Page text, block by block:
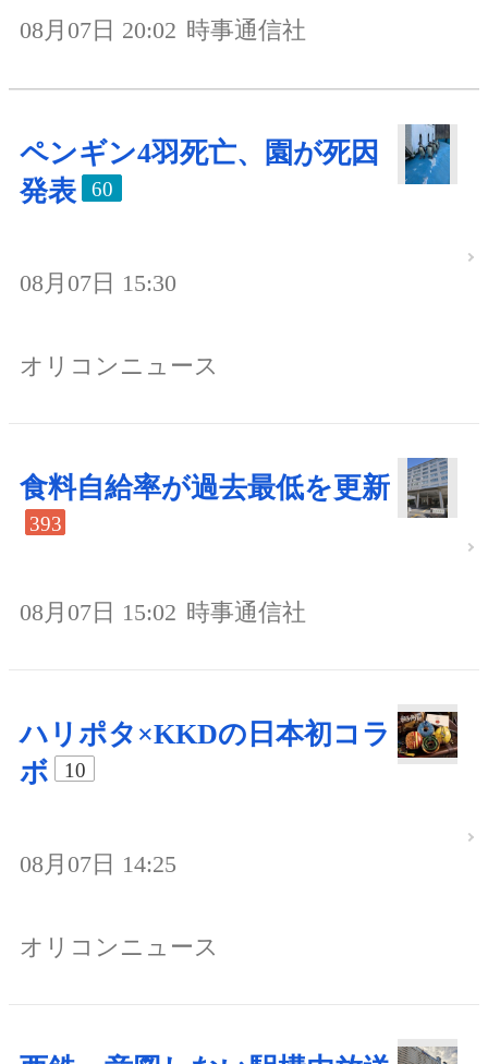
08月07日 20:02 時事通信社
ペンギン4羽死亡、園が死因
発表
60
08月07日 15:30
オリコンニュース
食料自給率が過去最低を更新
393
08月07日 15:02 時事通信社
ハリポタ×KKDの日本初コラ
ボ
10
08月07日 14:25
オリコンニュース